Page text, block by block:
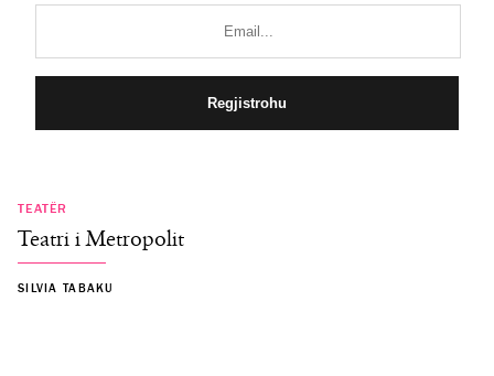
TEATËR
Teatri i Metropolit
SILVIA TABAKU